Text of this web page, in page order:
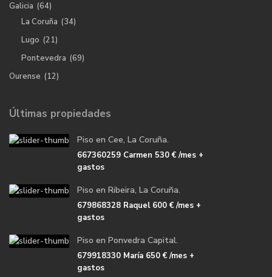
Galicia (64)
La Coruña (34)
Lugo (21)
Pontevedra (69)
Ourense (12)
Últimas propiedades
Piso en Cee, La Coruña.
667360259 Carmen 530 €/mes +
gastos
Piso en Ribeira, La Coruña.
679868328 Raquel600 €/mes +
gastos
Piso en Ponvedra Capital.
679918330 María 650 €/mes +
gastos